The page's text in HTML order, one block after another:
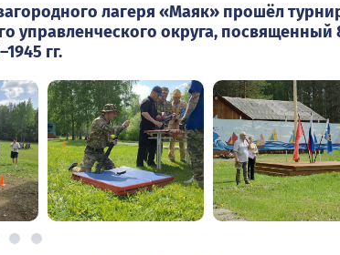
лагеря «Маяк» прошёл
управленческого округа, посвященный
гг.